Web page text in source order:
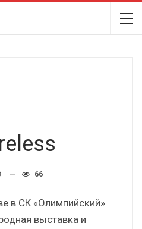
66
в СК «Олимпийский»
выставка и